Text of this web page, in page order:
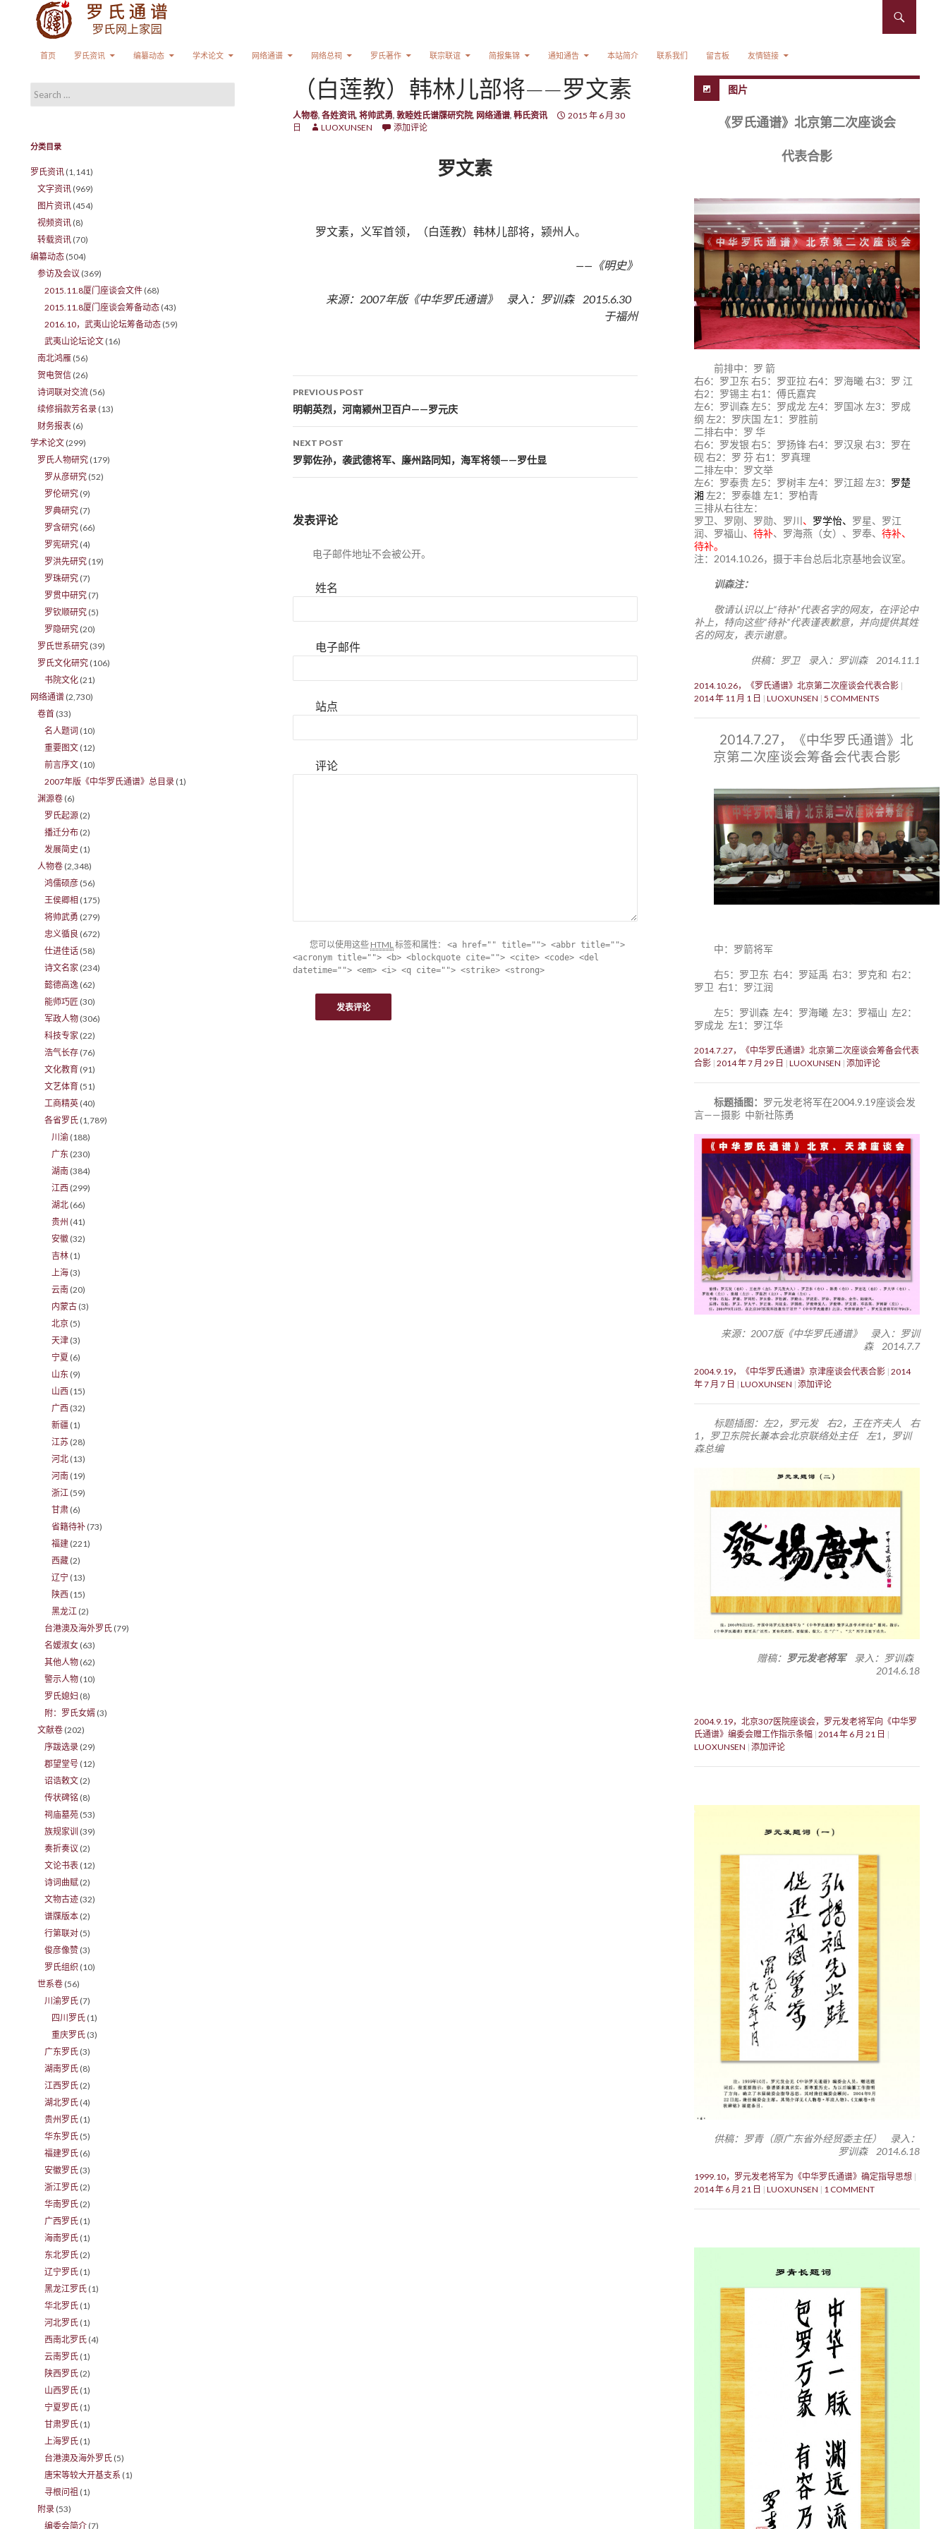
首页
罗氏资讯 编纂动态 学术论文 网络通谱 网络总祠 罗氏著作 联宗联谊 简报集锦 通知通告 本站简介 联系我们 留言板 友情链接
（白莲教）韩林儿部将——罗文素
人物卷, 各姓资讯, 将帅武勇, 敦睦姓氏谱牒研究院, 网络通谱, 韩氏资讯
2015 年 6 月 30
日
LUOXUNSEN 添加评论
罗文素
罗文素，义军首领，（白莲教）韩林儿部将，颍州人。
——《明史》
来源：2007年版《中华罗氏通谱》 录入：罗训森 2015.6.30
于福州
Post navigation
PREVIOUS POST
明朝英烈，河南颍州卫百户——罗元庆
NEXT POST
罗郭佐孙，袭武德将军、廉州路同知，海军将领——罗仕显
发表评论
电子邮件地址不会被公开。
姓名
电子邮件
站点
评论
您可以使用这些 HTML标签和属性： <a href="" title=""> <abbr title="">
<acronym title=""> <b> <blockquote cite=""> <cite> <code> <del
datetime=""> <em> <i> <q cite=""> <strike> <strong>
图片
《罗氏通谱》北京第二次座谈会
代表合影
前排中：罗 箭
右6：罗卫东 右5：罗亚拉 右4：罗海曦 右3：罗 江
右2：罗锡主 右1：傅氏嘉宾
左6：罗训森 左5：罗成龙 左4：罗国冰 左3：罗成
纲 左2：罗庆国 左1：罗胜前
二排右中：罗 华
右6：罗发银 右5：罗扬锋 右4：罗汉泉 右3：罗在
砚 右2：罗 芬 右1：罗真理
二排左中：罗文举
左6：罗泰贵 左5：罗树丰 左4：罗江超 左3： 罗楚
湘 左2：罗泰雄 左1：罗柏青
三排从右往左：
罗卫、罗刚、罗勋、罗川、 罗学怡、 罗星、罗江
润、罗福山、 待补、罗海燕（女）、罗奉、 待补、
待补。
注：2014.10.26，摄于丰台总后北京基地会议室。
训森注：
敬请认识以上“待补”代表名字的网友，在评论中
补上，特向这些“待补”代表谨表歉意，并向提供其姓
名的网友，表示谢意。
供稿：罗卫 录入：罗训森 2014.11.1
2014.10.26，《罗氏通谱》北京第二次座谈会代表合影
2014 年 11 月 1 日
LUOXUNSEN 5 COMMENTS
2014.7.27，《中华罗氏通谱》北
京第二次座谈会筹备会代表合影
中：罗箭将军
右5：罗卫东 右4：罗延禹 右3：罗克和 右2：
罗卫 右1：罗江润
左5：罗训森 左4：罗海曦 左3：罗福山 左2：
罗成龙 左1：罗江华
2014.7.27，《中华罗氏通谱》北京第二次座谈会筹备会代表
合影 2014 年 7 月 29 日 LUOXUNSEN 添加评论
标题插图： 罗元发老将军在2004.9.19座谈会发
言——摄影 中新社陈勇
来源：2007版《中华罗氏通谱》 录入：罗训
森 2014.7.7
2004.9.19，《中华罗氏通谱》京津座谈会代表合影 2014
年 7 月 7 日
LUOXUNSEN 添加评论
标题插图：左2，罗元发 右2，王在齐夫人 右
1，罗卫东院长兼本会北京联络处主任 左1，罗训
森总编
赠稿： 罗元发老将军录入：罗训森
2014.6.18
2004.9.19，北京307医院座谈会，罗元发老将军向《中华罗
氏通谱》编委会赠工作指示条幅 2014 年 6 月 21 日
LUOXUNSEN 添加评论
供稿：罗青（原广东省外经贸委主任） 录入：
罗训森 2014.6.18
1999.10，罗元发老将军为《中华罗氏通谱》确定指导思想
2014 年 6 月 21 日
LUOXUNSEN 1 COMMENT
Search for:
分类目录
罗氏资讯 (1,141)
文字资讯 (969)
图片资讯 (454)
视频资讯 (8)
转载资讯 (70)
编纂动态 (504)
参访及会议 (369)
2015.11.8厦门座谈会文件 (68)
2015.11.8厦门座谈会筹备动态 (43)
2016.10，武夷山论坛筹备动态 (59)
武夷山论坛论文 (16)
南北鸿雁 (56)
贺电贺信 (26)
诗词联对交流 (56)
续修捐款芳名录 (13)
财务报表 (6)
学术论文 (299)
罗氏人物研究 (179)
罗从彦研究 (52)
罗伦研究 (9)
罗典研究 (7)
罗含研究 (66)
罗宪研究 (4)
罗洪先研究 (19)
罗珠研究 (7)
罗贯中研究 (7)
罗钦顺研究 (5)
罗隐研究 (20)
罗氏世系研究 (39)
罗氏文化研究 (106)
书院文化 (21)
网络通谱 (2,730)
卷首 (33)
名人题词 (10)
重要图文 (12)
前言序文 (10)
2007年版《中华罗氏通谱》总目录 (1)
渊源卷 (6)
罗氏起源 (2)
播迁分布 (2)
发展简史 (1)
人物卷 (2,348)
鸿儒硕彦 (56)
王侯卿相 (175)
将帅武勇 (279)
忠义循良 (672)
仕进佳话 (58)
诗文名家 (234)
懿德高逸 (62)
能师巧匠 (30)
军政人物 (306)
科技专家 (22)
浩气长存 (76)
文化教育 (91)
文艺体育 (51)
工商精英 (40)
各省罗氏 (1,789)
川渝 (188)
广东 (230)
湖南 (384)
江西 (299)
湖北 (66)
贵州 (41)
安徽 (32)
吉林 (1)
上海 (3)
云南 (20)
内蒙古 (3)
北京 (5)
天津 (3)
宁夏 (6)
山东 (9)
山西 (15)
广西 (32)
新疆 (1)
江苏 (28)
河北 (13)
河南 (19)
浙江 (59)
甘肃 (6)
省籍待补 (73)
福建 (221)
西藏 (2)
辽宁 (13)
陕西 (15)
黑龙江 (2)
台港澳及海外罗氏 (79)
名嫒淑女 (63)
其他人物 (62)
警示人物 (10)
罗氏媳妇 (8)
附：罗氏女婿 (3)
文献卷 (202)
序跋选录 (29)
郡望堂号 (12)
诏诰敕文 (2)
传状碑铭 (8)
祠庙墓苑 (53)
族规家训 (39)
奏折奏议 (2)
文论书表 (12)
诗词曲赋 (2)
文物古迹 (32)
谱牒版本 (2)
行第联对 (5)
俊彦像赞 (3)
罗氏组织 (10)
世系卷 (56)
川渝罗氏 (7)
四川罗氏 (1)
重庆罗氏 (3)
广东罗氏 (3)
湖南罗氏 (8)
江西罗氏 (2)
湖北罗氏 (4)
贵州罗氏 (1)
华东罗氏 (5)
福建罗氏 (6)
安徽罗氏 (3)
浙江罗氏 (2)
华南罗氏 (2)
广西罗氏 (1)
海南罗氏 (1)
东北罗氏 (2)
辽宁罗氏 (1)
黑龙江罗氏 (1)
华北罗氏 (1)
河北罗氏 (1)
西南北罗氏 (4)
云南罗氏 (1)
陕西罗氏 (2)
山西罗氏 (1)
宁夏罗氏 (1)
甘肃罗氏 (1)
上海罗氏 (1)
台港澳及海外罗氏 (5)
唐宋等较大开基支系 (1)
寻根问祖 (1)
附录 (53)
编委会简介 (7)